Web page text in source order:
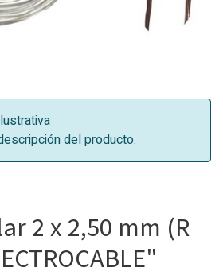
del producto.
2 x 2,50 mm (R